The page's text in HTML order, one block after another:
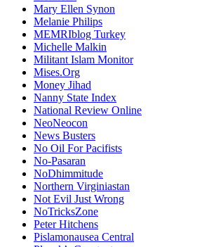
Mary Ellen Synon
Melanie Philips
MEMRIblog Turkey
Michelle Malkin
Militant Islam Monitor
Mises.Org
Money Jihad
Nanny State Index
National Review Online
NeoNeocon
News Busters
No Oil For Pacifists
No-Pasaran
NoDhimmitude
Northern Virginiastan
Not Evil Just Wrong
NoTricksZone
Peter Hitchens
Pislamonausea Central